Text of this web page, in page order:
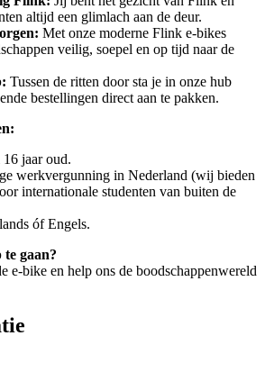
altijd een glimlach aan de deur.
Met onze moderne Flink e-bikes
veilig, soepel en op tijd naar de
Tussen de ritten door sta je in onze hub
bestellingen direct aan te pakken.
jaar oud.
werkvergunning in Nederland (wij bieden
internationale studenten van buiten de
óf Engels.
gaan?
e-bike en help ons de boodschappenwereld